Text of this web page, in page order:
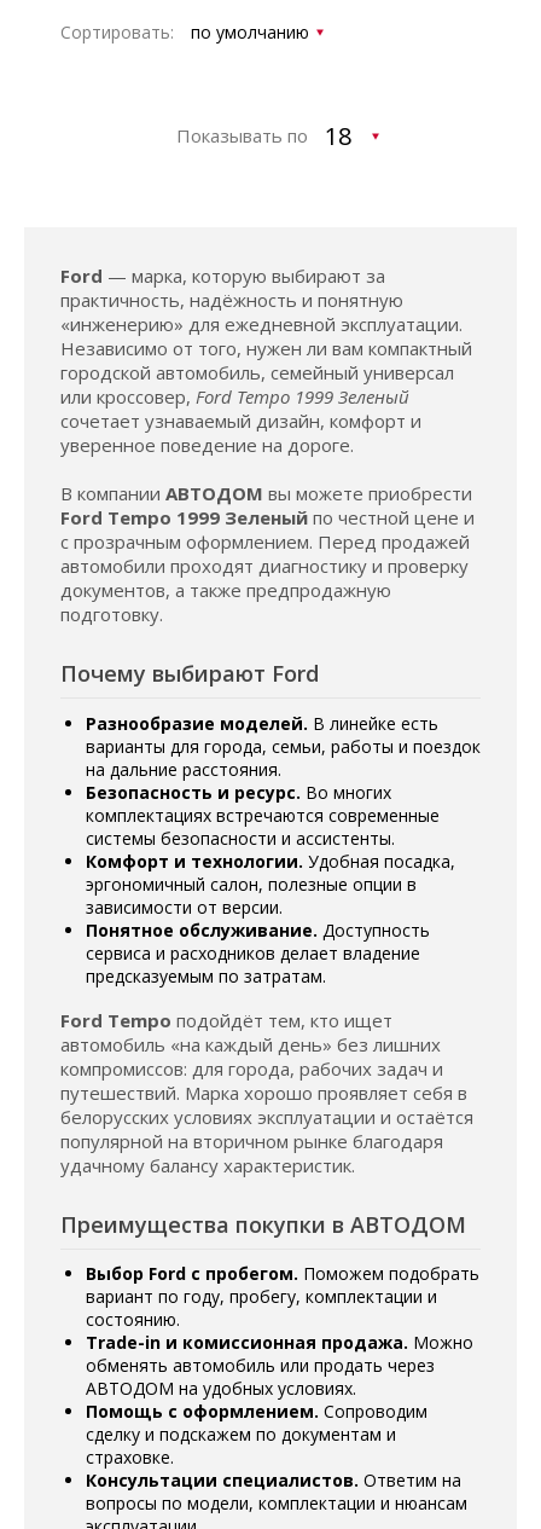
Сортировать:
Показывать по
Ford — марка, которую выбирают за
практичность, надёжность и понятную
«инженерию» для ежедневной эксплуатации.
Независимо от того, нужен ли вам компактный
городской автомобиль, семейный универсал
или кроссовер, Ford Tempo 1999 Зеленый
сочетает узнаваемый дизайн, комфорт и
уверенное поведение на дороге.
В компании АВТОДОМ вы можете приобрести
Ford Tempo 1999 Зеленый по честной цене и
с прозрачным оформлением. Перед продажей
автомобили проходят диагностику и проверку
документов, а также предпродажную
подготовку.
Почему выбирают Ford
Разнообразие моделей. В линейке есть
варианты для города, семьи, работы и поездок
на дальние расстояния.
Безопасность и ресурс. Во многих
комплектациях встречаются современные
системы безопасности и ассистенты.
Комфорт и технологии. Удобная посадка,
эргономичный салон, полезные опции в
зависимости от версии.
Понятное обслуживание. Доступность
сервиса и расходников делает владение
предсказуемым по затратам.
Ford Tempo подойдёт тем, кто ищет
автомобиль «на каждый день» без лишних
компромиссов: для города, рабочих задач и
путешествий. Марка хорошо проявляет себя в
белорусских условиях эксплуатации и остаётся
популярной на вторичном рынке благодаря
удачному балансу характеристик.
Преимущества покупки в АВТОДОМ
Выбор Ford с пробегом. Поможем подобрать
вариант по году, пробегу, комплектации и
состоянию.
Trade-in и комиссионная продажа. Можно
обменять автомобиль или продать через
АВТОДОМ на удобных условиях.
Помощь с оформлением. Сопроводим
сделку и подскажем по документам и
страховке.
Консультации специалистов. Ответим на
вопросы по модели, комплектации и нюансам